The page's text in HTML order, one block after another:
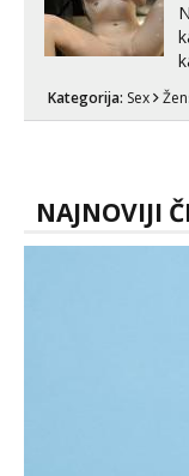
Kategorija: Sex
NAJNOVIJI